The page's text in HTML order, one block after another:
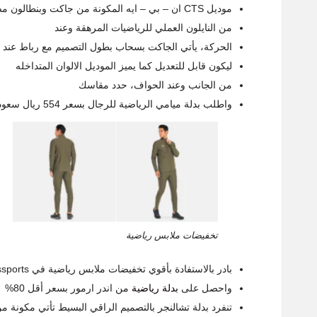
موديل CTS ان – بي – ايه المكونة من جاكت وبنطالون مصنوعين 100%
من النايلون العملي للرياضيات المرهقة وعند
الحركة، يأتي الجاكت بسحاب بطول التصميم مع رباط
ليكون قابل للتعديل كما يميز الموديل الالوان المتداخله
من الجانب وعند الحواف، حدد مقاسك
واطلب بدلة ميامي الرياضية للرجال بسعر 554 ريال سعودي
تخفيضات ملابس رياضية
بادر بالاستفادة بأقوي تخفيضات ملابس رياضية في sssports
واحصل على بدلة رياضية من اندر ارمور بسعر أقل 80%
تنفرد بدلة تشالنجر بالتصميم الراقي البسيط تأتي مكونة